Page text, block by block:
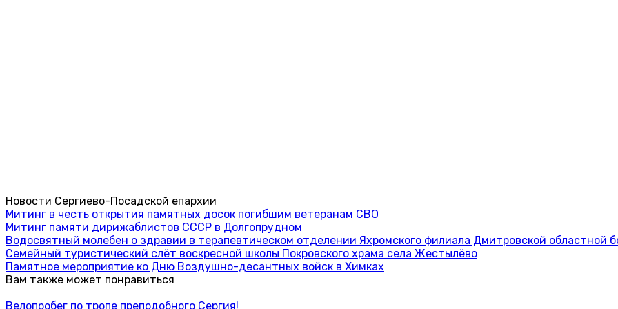
Новости Сергиево-Посадской епархии
Митинг в честь открытия памятных досок погибшим ветеранам СВО
Митинг памяти дирижаблистов СССР в Долгопрудном
Водосвятный молебен о здравии в терапевтическом отделении Яхромского филиала Дмитровской областной
Семейный туристический слёт воскресной школы Покровского храма села Жестылёво
Памятное мероприятие ко Дню Воздушно-десантных войск в Химках
Вам также может понравиться
Велопробег по тропе преподобного Сергия!